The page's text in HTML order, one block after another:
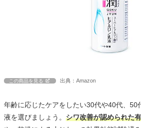
この商品を見る 出典：Amazon
年齢に応じたケアをしたい30代や40代、50
液を選びましょう。 シワ改善が認められた